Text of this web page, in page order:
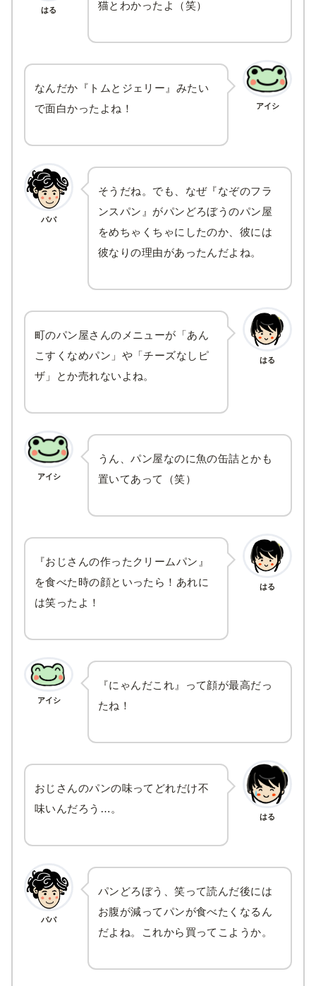
はる
猫とわかったよ（笑）
アイシ
なんだか『トムとジェリー』みたい
で面白かったよね！
パパ
そうだね。でも、なぜ『なぞのフラ
ンスパン』がパンどろぼうのパン屋
をめちゃくちゃにしたのか、彼には
彼なりの理由があったんだよね。
はる
町のパン屋さんのメニューが「あん
こすくなめパン」や「チーズなしピ
ザ」とか売れないよね。
アイシ
うん、パン屋なのに魚の缶詰とかも
置いてあって（笑）
はる
『おじさんの作ったクリームパン』
を食べた時の顔といったら！あれに
は笑ったよ！
アイシ
『にゃんだこれ』って顔が最高だっ
たね！
はる
おじさんのパンの味ってどれだけ不
味いんだろう…。
パパ
パンどろぼう、笑って読んだ後には
お腹が減ってパンが食べたくなるん
だよね。これから買ってこようか。